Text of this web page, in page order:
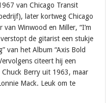
van Chicago Transit
later kortweg Chicago
Winwood en Miller, “I’m
de gitarist een stukje
van het Album “Axis Bold
citeert hij een
Chuck Berry uit 1963, maar
Mack. Leuk om te